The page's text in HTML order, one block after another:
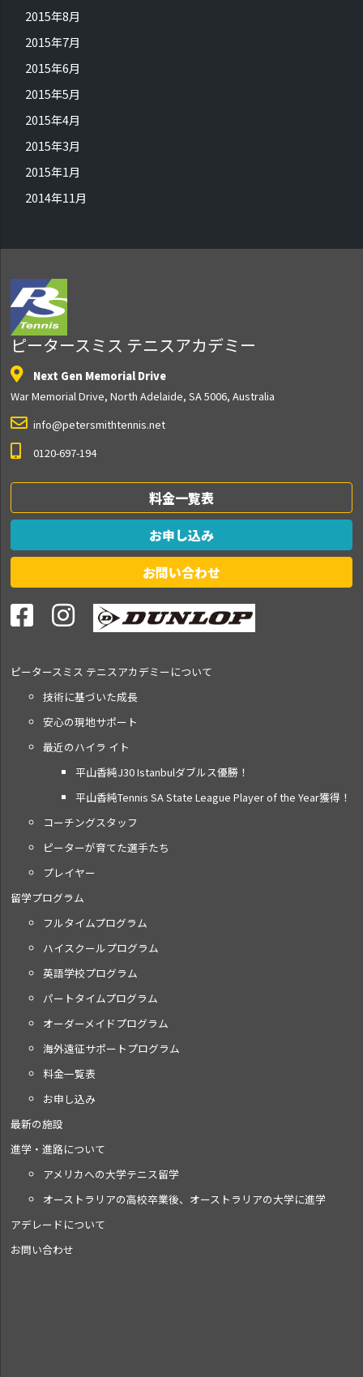
2015年8月
2015年7月
2015年6月
2015年5月
2015年4月
2015年3月
2015年1月
2014年11月
ピータースミス テニスアカデミー
Next Gen Memorial Drive
War Memorial Drive, North Adelaide, SA 5006, Australia
info@petersmithtennis.net
0120-697-194
料金一覧表
お申し込み
お問い合わせ
ピータースミス テニスアカデミーについて
技術に基づいた成長
安心の現地サポート
最近のハイラ イト
平山香純J30 Istanbulダブルス優勝！
平山香純Tennis SA State League Player of the Year獲得！
コーチングスタッフ
ピーターが育てた選手たち
プレイヤー
留学プログラム
フルタイムプログラム
ハイスクールプログラム
英語学校プログラム
パートタイムプログラム
オーダーメイドプログラム
海外遠征サポートプログラム
料金一覧表
お申し込み
最新の施設
進学・進路について
アメリカへの大学テニス留学
オーストラリアの高校卒業後、オーストラリアの大学に進学
アデレードについて
お問い合わせ